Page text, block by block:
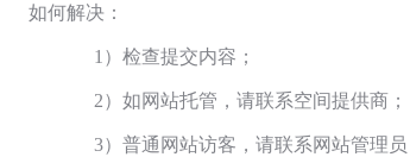
如何解决：
1）检查提交内容；
2）如网站托管，请联系空间提供商；
3）普通网站访客，请联系网站管理员